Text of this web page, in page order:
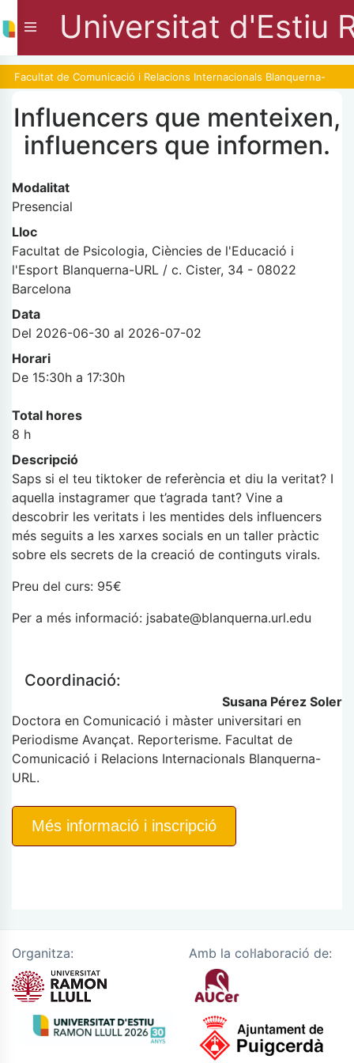
Universitat d'Estiu
Facultat de Comunicació i Relacions Internacionals Blanquerna-
Influencers que menteixen,
influencers que informen.
Modalitat
Presencial
Lloc
Facultat de Psicologia, Ciències de l'Educació i
l'Esport Blanquerna-URL / c. Cister, 34 - 08022
Barcelona
Data
Del 2026-06-30 al 2026-07-02
Horari
De 15:30h a 17:30h
Total hores
8 h
Descripció
Saps si el teu tiktoker de referència et diu la veritat? I
aquella instagramer que t’agrada tant? Vine a
descobrir les veritats i les mentides dels influencers
més seguits a les xarxes socials en un taller pràctic
sobre els secrets de la creació de continguts virals.
Preu del curs: 95€
Per a més informació: jsabate@blanquerna.url.edu
Coordinació:
Susana Pérez Soler
Doctora en Comunicació i màster universitari en
Periodisme Avançat. Reporterisme. Facultat de
Comunicació i Relacions Internacionals Blanquerna-
URL.
Més informació i inscripció
Organitza: Amb la col·laboració de: